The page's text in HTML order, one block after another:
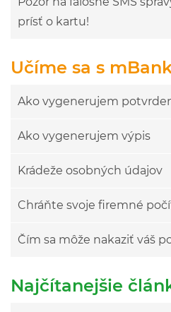
prísť o kartu!
Učíme sa s
Ako vygenerujem
Ako vygenerujem výpis
Krádeže osobných údajov
Chráňte svoje firemné
Čím sa môže nakaziť váš
Najčítanejšie